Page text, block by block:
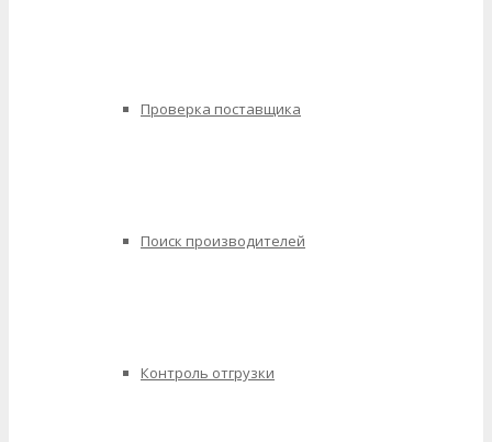
Проверка поставщика
Поиск производителей
Контроль отгрузки